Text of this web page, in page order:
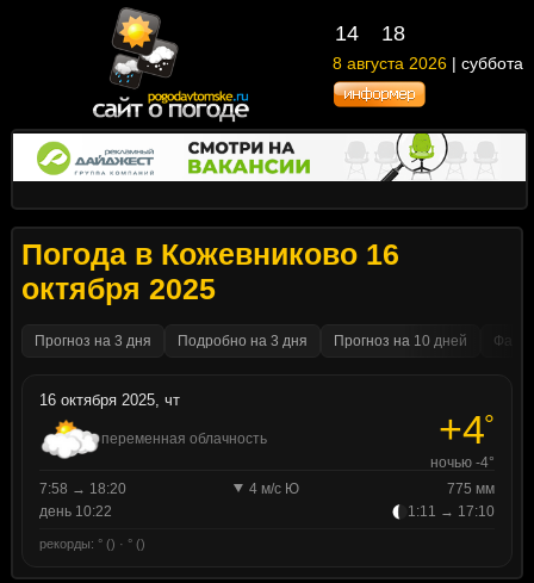
14 18
8 августа 2026 | суббота
Погода в Кожевниково 16
октября 2025
Прогноз на 3 дня Подробно на 3 дня Прогноз на 10 дней
16 октября 2025, чт
переменная облачность +4°
ночью -4°
7:58 → 18:20
4 м/с Ю
775 мм
день 10:22
1:11 → 17:10
рекорды: ° () · ° ()